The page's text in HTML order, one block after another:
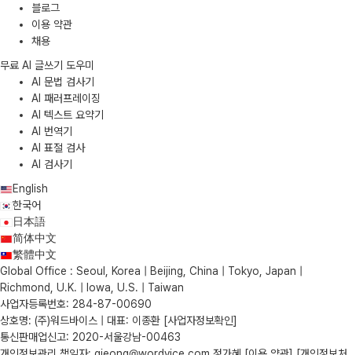
블로그
이용 약관
채용
무료 AI 글쓰기 도우미
AI 문법 검사기
AI 패러프레이징
AI 텍스트 요약기
AI 번역기
AI 표절 검사
AI 검사기
English
한국어
日本語
简体中文
繁體中文
Global Office : Seoul, Korea | Beijing, China | Tokyo, Japan |
Richmond, U.K. | Iowa, U.S. | Taiwan
사업자등록번호: 284-87-00690
상호명: (주)워드바이스 | 대표: 이종환 [사업자정보확인]
통신판매업신고: 2020-서울강남-00463